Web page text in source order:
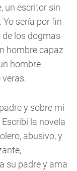
un escritor sin
Yo sería por fin
los dogmas
hombre capaz
hombre
y sobre mi
la novela
abusivo, y
su padre y ama